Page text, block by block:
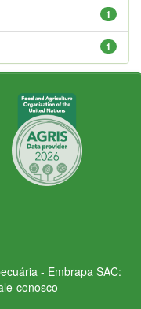
1
1
- Embrapa SAC:
conosco